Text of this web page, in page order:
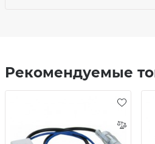
Рекомендуемые